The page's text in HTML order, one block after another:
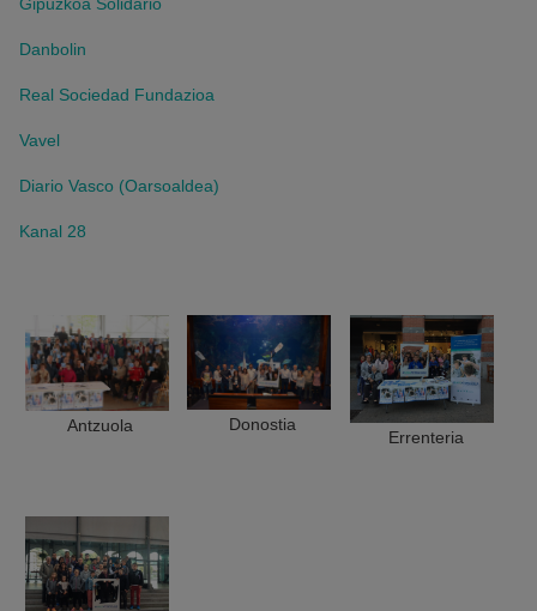
Danbolin
Real Sociedad Fundazioa
Vavel
Diario Vasco (Oarsoaldea)
Kanal 28
Antzuola Donostia
Errenteria